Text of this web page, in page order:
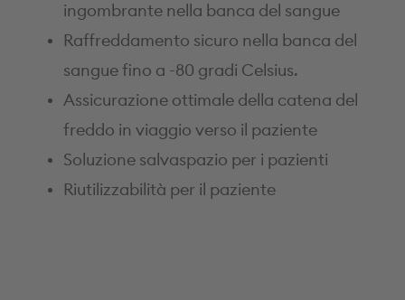
ingombrante nella banca del sangue
Raffreddamento sicuro nella banca del
sangue fino a -80 gradi Celsius.
Assicurazione ottimale della catena del
freddo in viaggio verso il paziente
Soluzione salvaspazio per i pazienti
Riutilizzabilità per il paziente